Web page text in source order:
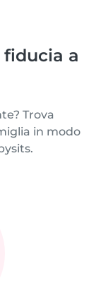
a
Trova
in modo